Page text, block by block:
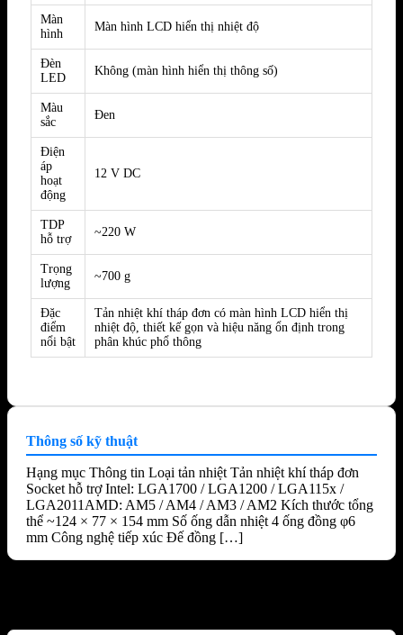
Màn
hình
Màn hình LCD hiển thị nhiệt độ
Đèn
LED
Không (màn hình hiển thị thông số)
Màu
sắc
Đen
Điện
áp
hoạt
động
12 V DC
TDP
hỗ trợ
~220 W
Trọng
lượng
~700 g
Đặc
điểm
nổi bật
Tản nhiệt khí tháp đơn có màn hình LCD hiển thị
nhiệt độ, thiết kế gọn và hiệu năng ổn định trong
phân khúc phổ thông
Thông số kỹ thuật
Hạng mục Thông tin Loại tản nhiệt Tản nhiệt khí tháp đơn
Socket hỗ trợ Intel: LGA1700 / LGA1200 / LGA115x /
LGA2011AMD: AM5 / AM4 / AM3 / AM2 Kích thước tổng
thể ~124 × 77 × 154 mm Số ống dẫn nhiệt 4 ống đồng φ6
mm Công nghệ tiếp xúc Đế đồng […]